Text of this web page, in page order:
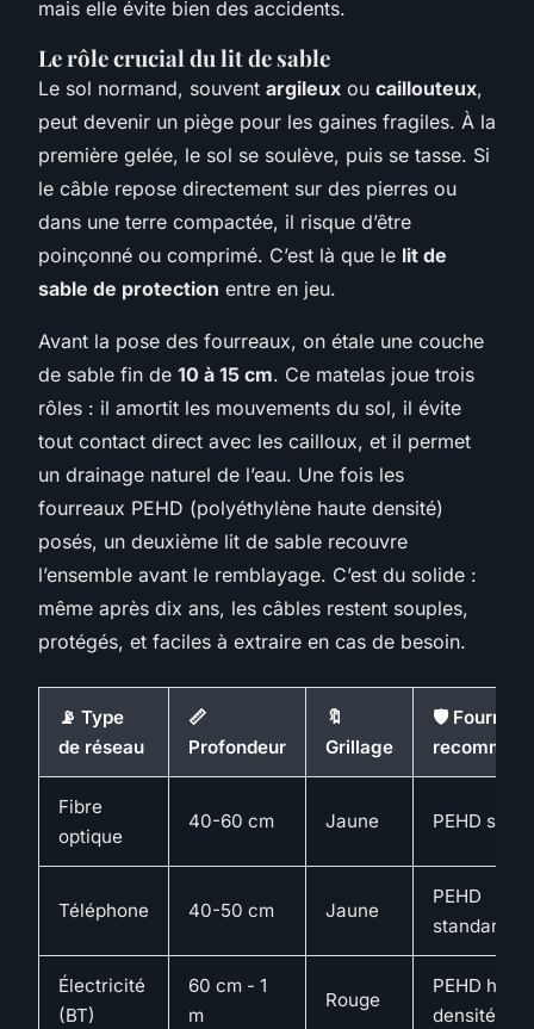
mais elle évite bien des accidents.
Le rôle crucial du lit de sable
Le sol normand, souvent argileux ou caillouteux,
peut devenir un piège pour les gaines fragiles. À la
première gelée, le sol se soulève, puis se tasse. Si
le câble repose directement sur des pierres ou
dans une terre compactée, il risque d’être
poinçonné ou comprimé. C’est là que le lit de
sable de protection entre en jeu.
Avant la pose des fourreaux, on étale une couche
de sable fin de 10 à 15 cm. Ce matelas joue trois
rôles : il amortit les mouvements du sol, il évite
tout contact direct avec les cailloux, et il permet
un drainage naturel de l’eau. Une fois les
fourreaux PEHD (polyéthylène haute densité)
posés, un deuxième lit de sable recouvre
l’ensemble avant le remblayage. C’est du solide :
même après dix ans, les câbles restent souples,
protégés, et faciles à extraire en cas de besoin.
📡 Type
de réseau
📏
Profondeur
🔖
Grillage
🛡️ Fourreau
Fibre
optique
40-60 cm Jaune PEHD
Téléphone 40-50 cm Jaune
PEHD
standard
Électricité
(BT)
60 cm - 1
m
Rouge
PEHD haute
densité